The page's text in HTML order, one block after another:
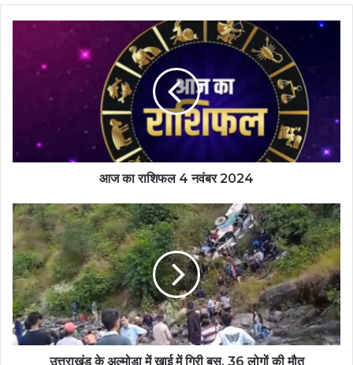
आज का राशिफल 4 नवंबर 2024
उत्तराखंड के अल्मोड़ा में खाई में गिरी बस, 36 लोगों की मौत